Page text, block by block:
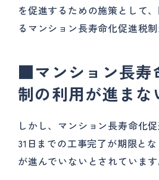
を促進するための施策として
るマンション長寿命化促進税
■マンション長寿
制の利用が進まな
しかし、マンション長寿命化
31日までの工事完了が期限と
が進んでいないとされています